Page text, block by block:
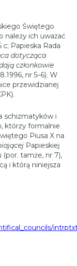
Świętego
należy ich uważać
c; Papieska Rada
dotycząca
członkowie
nr 5–6). W
przewidzianej
schizmatyków i
którzy formalnie
Piusa X na
Papieskiej
(por. tamże, nr 7),
i którą niniejsza